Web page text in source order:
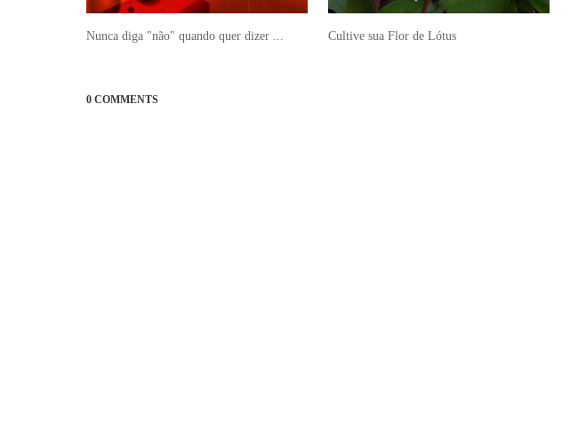
Nunca diga "não" quando quer dizer ... Cultive sua Flor de Lótus
0 COMMENTS